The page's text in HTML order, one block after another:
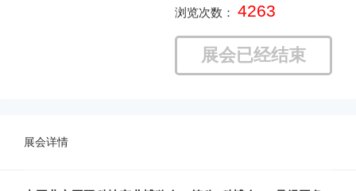
浏览次数： 4263
展会已经结束
展会详情